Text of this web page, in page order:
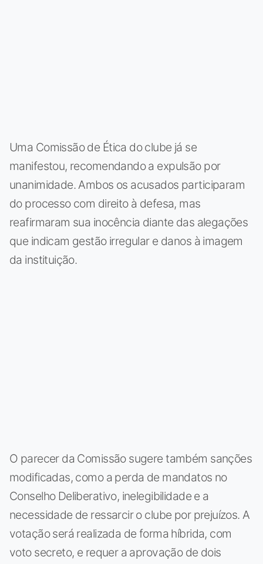
Uma Comissão de Ética do clube já se
manifestou, recomendando a expulsão por
unanimidade. Ambos os acusados participaram
do processo com direito à defesa, mas
reafirmaram sua inocência diante das alegações
que indicam gestão irregular e danos à imagem
da instituição.
O parecer da Comissão sugere também sanções
modificadas, como a perda de mandatos no
Conselho Deliberativo, inelegibilidade e a
necessidade de ressarcir o clube por prejuízos. A
votação será realizada de forma híbrida, com
voto secreto, e requer a aprovação de dois